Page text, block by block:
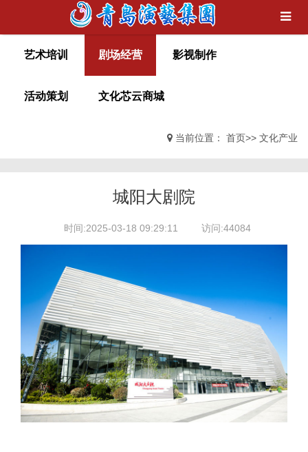
艺术培训 剧场经营 影视制作
活动策划 文化芯云商城
当前位置： 首页>> 文化产业
城阳大剧院
时间:2025-03-18 09:29:11 访问:44084